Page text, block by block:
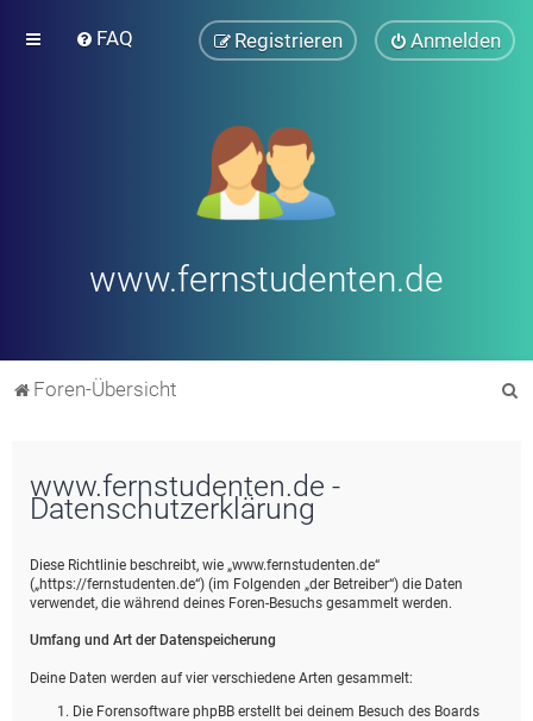
FAQ Anmelden
Registrieren
www.fernstudenten.de
Foren-Übersicht
www.fernstudenten.de -
Datenschutzerklärung
Diese Richtlinie beschreibt, wie „www.fernstudenten.de“
(„https://fernstudenten.de“) (im Folgenden „der Betreiber“) die Daten
verwendet, die während deines Foren-Besuchs gesammelt werden.
Umfang und Art der Datenspeicherung
Deine Daten werden auf vier verschiedene Arten gesammelt:
Die Forensoftware phpBB erstellt bei deinem Besuch des Boards